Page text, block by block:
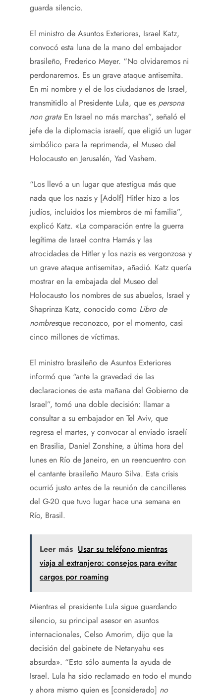
guarda silencio.
El ministro de Asuntos Exteriores, Israel Katz,
convocó esta luna de la mano del embajador
brasileño, Frederico Meyer. “No olvidaremos ni
perdonaremos. Es un grave ataque antisemita.
En mi nombre y el de los ciudadanos de Israel,
transmitidlo al Presidente Lula, que es persona
non grata En Israel no más marchas”, señaló el
jefe de la diplomacia israelí, que eligió un lugar
simbólico para la reprimenda, el Museo del
Holocausto en Jerusalén, Yad Vashem.
“Los llevó a un lugar que atestigua más que
nada que los nazis y [Adolf] Hitler hizo a los
judíos, incluidos los miembros de mi familia”,
explicó Katz. «La comparación entre la guerra
legítima de Israel contra Hamás y las
atrocidades de Hitler y los nazis es vergonzosa y
un grave ataque antisemita», añadió. Katz quería
mostrar en la embajada del Museo del
Holocausto los nombres de sus abuelos, Israel y
Shaprinza Katz, conocido como Libro de
nombresque reconozco, por el momento, casi
cinco millones de víctimas.
El ministro brasileño de Asuntos Exteriores
informó que “ante la gravedad de las
declaraciones de esta mañana del Gobierno de
Israel”, tomó una doble decisión: llamar a
consultar a su embajador en Tel Aviv, que
regresa el martes, y convocar al enviado israelí
en Brasilia, Daniel Zonshine, a última hora del
lunes en Río de Janeiro, en un reencuentro con
el cantante brasileño Mauro Silva. Esta crisis
ocurrió justo antes de la reunión de cancilleres
del G-20 que tuvo lugar hace una semana en
Río, Brasil.
Leer más Usar su teléfono mientras
viaja al extranjero: consejos para evitar
cargos por roaming
Mientras el presidente Lula sigue guardando
silencio, su principal asesor en asuntos
internacionales, Celso Amorim, dijo que la
decisión del gabinete de Netanyahu «es
absurda». “Esto sólo aumenta la ayuda de
Israel. Lula ha sido reclamado en todo el mundo
y ahora mismo quien es [considerado] no